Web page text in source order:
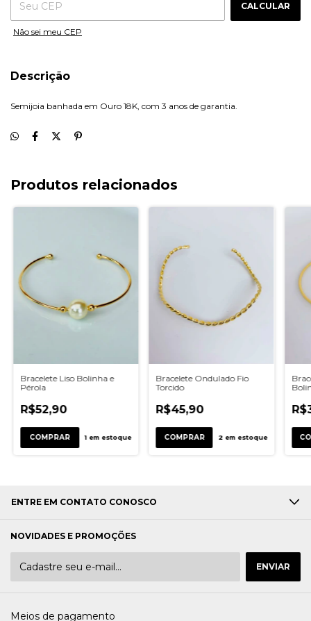
CALCULAR
Não sei meu CEP
Descrição
Semijoia banhada em Ouro 18K, com 3 anos de garantia.
Produtos relacionados
Bracelete Liso Bolinha e
Pérola
R$52,90
COMPRAR 1 em estoque
Bracelete Ondulado Fio
Torcido
R$45,90
COMPRAR 2 em estoque
ENTRE EM CONTATO CONOSCO
NOVIDADES E PROMOÇÕES
Meios de pagamento